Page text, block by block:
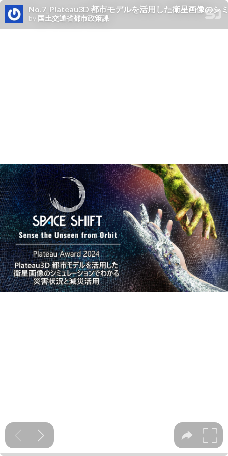
No.7_Plateau3D 都市モデルを活用した衛星画像のシ
by 国土交通省都市政策課